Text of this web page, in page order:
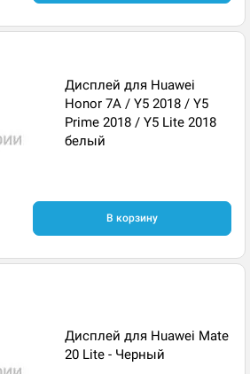
Дисплей для Huawei
Honor 7A / Y5 2018 / Y5
Prime 2018 / Y5 Lite 2018
белый
В корзину
Дисплей для Huawei Mate
20 Lite - Черный